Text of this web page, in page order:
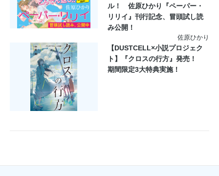
ル！ 佐原ひかり『ペーパー・
リリイ』刊行記念、冒頭試し読
み公開！
佐原ひかり
【DUSTCELL×小説プロジェク
ト】『クロスの行方』発売！
期間限定3大特典実施！